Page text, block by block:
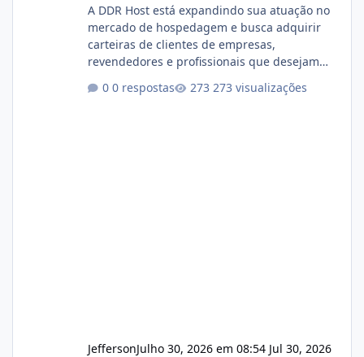
A DDR Host está expandindo sua atuação no
mercado de hospedagem e busca adquirir
carteiras de clientes de empresas,
revendedores e profissionais que desejam
operação. Se você possui clientes ativos de
0 respostas 273 visualizações
JeffersonJulho 30, 2026 em 08:54 Jul 30, 2026